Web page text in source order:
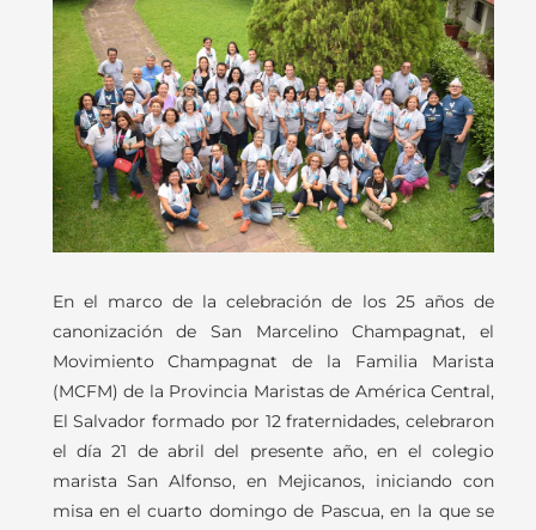
En el marco de la celebración de los 25 años de
canonización de San Marcelino Champagnat, el
Movimiento Champagnat de la Familia Marista
(MCFM) de la Provincia Maristas de América Central,
El Salvador formado por 12 fraternidades, celebraron
el día 21 de abril del presente año, en el colegio
marista San Alfonso, en Mejicanos, iniciando con
misa en el cuarto domingo de Pascua, en la que se